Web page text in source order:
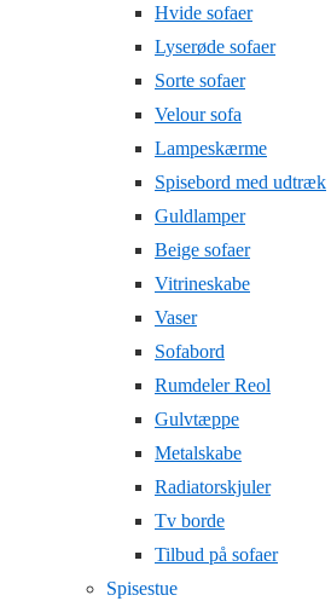
Hvide sofaer
Lyserøde sofaer
Sorte sofaer
Velour sofa
Lampeskærme
Spisebord med udtræk
Guldlamper
Beige sofaer
Vitrineskabe
Vaser
Sofabord
Rumdeler Reol
Gulvtæppe
Metalskabe
Radiatorskjuler
Tv borde
Tilbud på sofaer
Spisestue